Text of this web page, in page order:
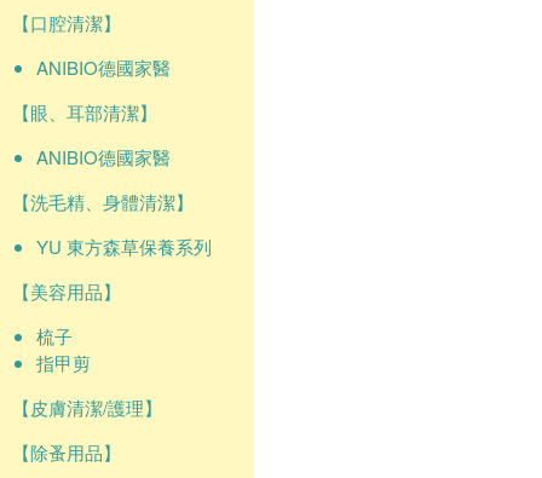
【口腔清潔】
ANIBIO德國家醫
【眼、耳部清潔】
ANIBIO德國家醫
【洗毛精、身體清潔】
YU 東方森草保養系列
【美容用品】
梳子
指甲剪
【皮膚清潔/護理】
【除蚤用品】